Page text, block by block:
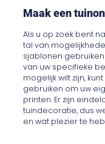
Maak een
Als u op zoek bent
tal van
sjablonen
van uw specifieke
mogelijk wilt zijn,
gebruiken om uw
printen. Er zijn
tuindecoratie, dus
en wat plezier te